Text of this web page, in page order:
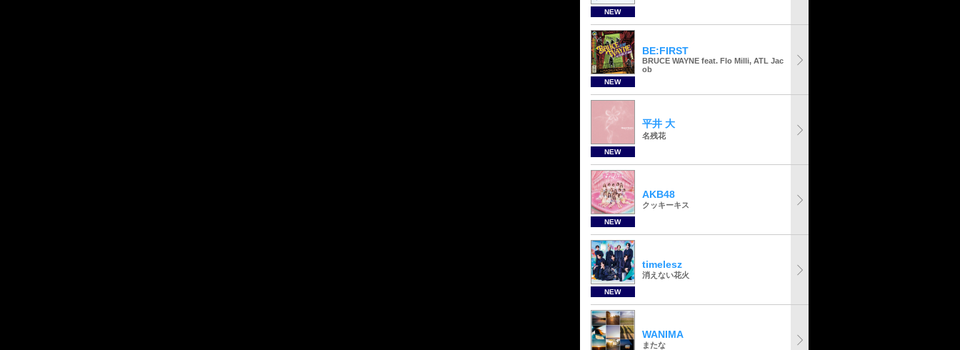
NEW
NEW
BE:FIRST
BRUCE WAYNE feat. Flo Milli, ATL Jac
ob
NEW
平井 大
名残花
NEW
AKB48
クッキーキス
NEW
timelesz
消えない花火
WANIMA
またな